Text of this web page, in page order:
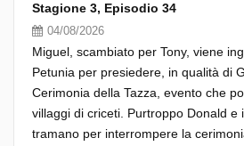
Stagione 3, Episodio 34
04/08/2026
Miguel, scambiato per Tony, viene
Petunia per presiedere, in qualità di
Cerimonia della Tazza, evento che
villaggi di criceti. Purtroppo Donald e
tramano per interrompere la